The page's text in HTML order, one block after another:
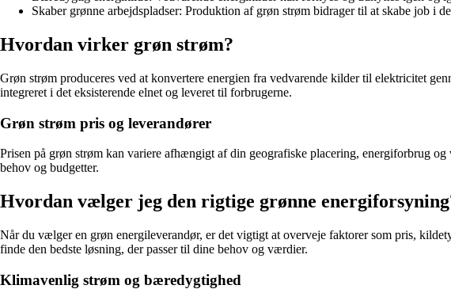
Skaber grønne arbejdspladser: Produktion af grøn strøm bidrager til at skabe job i
Hvordan virker grøn strøm?
Grøn strøm produceres ved at konvertere energien fra vedvarende kilder til elektricitet
integreret i det eksisterende elnet og leveret til forbrugerne.
Grøn strøm pris og leverandører
Prisen på grøn strøm kan variere afhængigt af din geografiske placering, energiforbrug
behov og budgetter.
Hvordan vælger jeg den rigtige grønne
Når du vælger en grøn energileverandør, er det vigtigt at overveje faktorer som pris,
finde den bedste løsning, der passer til dine behov og værdier.
Klimavenlig strøm og bæredygtighed